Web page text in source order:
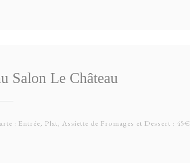
Salon Le Château
: Entrée, Plat, Assiette de Fromages et Dessert : 45€